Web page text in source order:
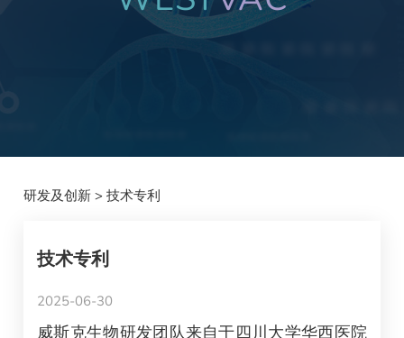
研发及创新 >技术专利
技术专利
2025-06-30
威斯克生物研发团队来自于四川大学华西医院